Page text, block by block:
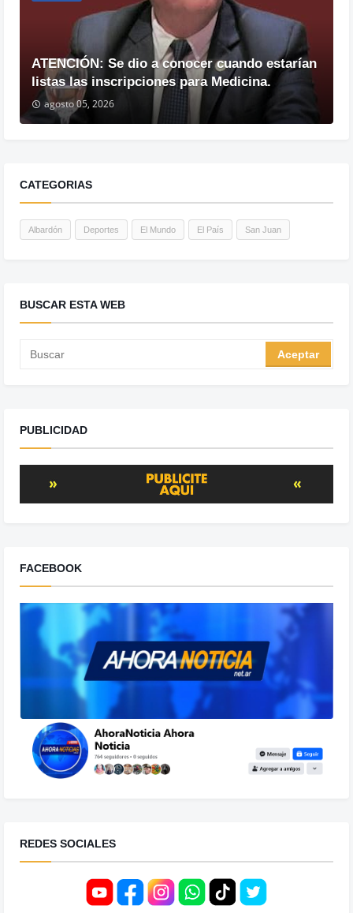
ATENCIÓN: Se dio a conocer cuando estarían
listas las inscripciones para Medicina.
agosto 05, 2026
CATEGORIAS
Albardón Deportes El Mundo El País San Juan
BUSCAR ESTA WEB
PUBLICIDAD
FACEBOOK
REDES SOCIALES